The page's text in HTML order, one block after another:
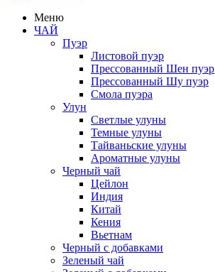
Меню
ЧАЙ
Пуэр
Листовой пуэр
Прессованный Шен пуэр
Прессованный Шу пуэр
Смола пуэра
Улун
Светлые улуны
Темные улуны
Тайваньские улуны
Ароматные улуны
Черный чай
Цейлон
Индия
Китай
Кения
Вьетнам
Черный с добавками
Зеленый чай